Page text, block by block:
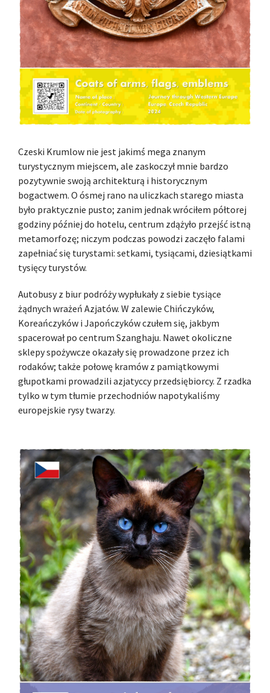
Czeski Krumlow nie jest jakimś mega znanym
turystycznym miejscem, ale zaskoczył mnie bardzo
pozytywnie swoją architekturą i historycznym
bogactwem. O ósmej rano na uliczkach starego miasta
było praktycznie pusto; zanim jednak wróciłem półtorej
godziny później do hotelu, centrum zdążyło przejść istną
metamorfozę; niczym podczas powodzi zaczęło falami
zapełniać się turystami: setkami, tysiącami, dziesiątkami
tysięcy turystów.
Autobusy z biur podróży wypłukały z siebie tysiące
żądnych wrażeń Azjatów. W zalewie Chińczyków,
Koreańczyków i Japończyków czułem się, jakbym
spacerował po centrum Szanghaju. Nawet okoliczne
sklepy spożywcze okazały się prowadzone przez ich
rodaków; także połowę kramów z pamiątkowymi
głupotkami prowadzili azjatyccy przedsiębiorcy. Z rzadka
tylko w tym tłumie przechodniów napotykaliśmy
europejskie rysy twarzy.